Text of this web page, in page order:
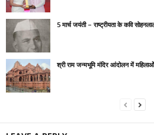
5 मार्च जयंती – राष्ट्रीयता के कवि सोहनलाल
श्री राम जन्मभूमि मंदिर आंदोलन में